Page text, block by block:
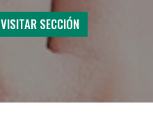
VISITAR SECCIÓN